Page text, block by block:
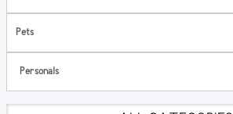
Pets
Personals